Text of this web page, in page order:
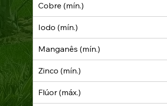
Cobre (mín.)
Iodo (mín.)
Manganês (mín.)
Zinco (mín.)
Flúor (máx.)